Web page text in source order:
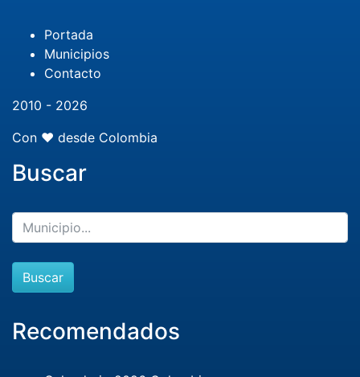
Portada
Municipios
Contacto
2010 - 2026
Con ❤️ desde Colombia
Buscar
Buscar
Recomendados